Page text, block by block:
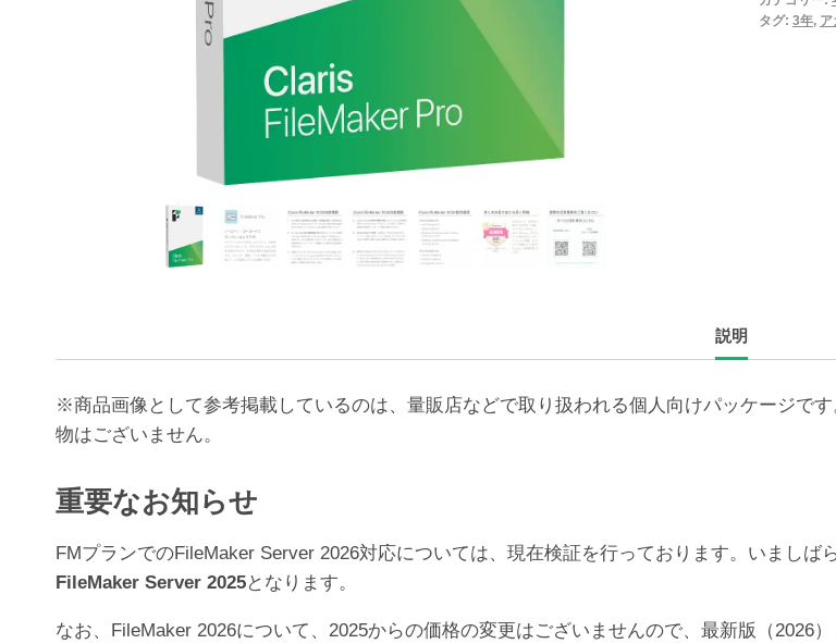
間
年
ッ
499
タグ: 3年, ア
説明
※商品画像として参考掲載しているのは、量販店などで取り扱われる個人向けパッケージで
物はございません。
重要なお知らせ
FMプランでのFileMaker Server 2026対応については、現在検証を行っております。いまし
FileMaker Server 2025となります。
なお、FileMaker 2026について、2025からの価格の変更はございませんので、最新版（2026